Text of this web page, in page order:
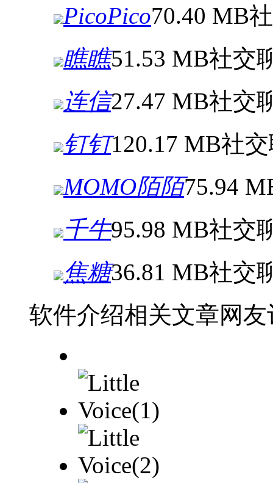
PicoPico70.40 MB
瞧瞧51.53 MB社交
连信27.47 MB社交
钉钉120.17 MB社
MOMO陌陌75.94
千牛95.98 MB社交
焦糖36.81 MB社交
软件介绍相关文章网